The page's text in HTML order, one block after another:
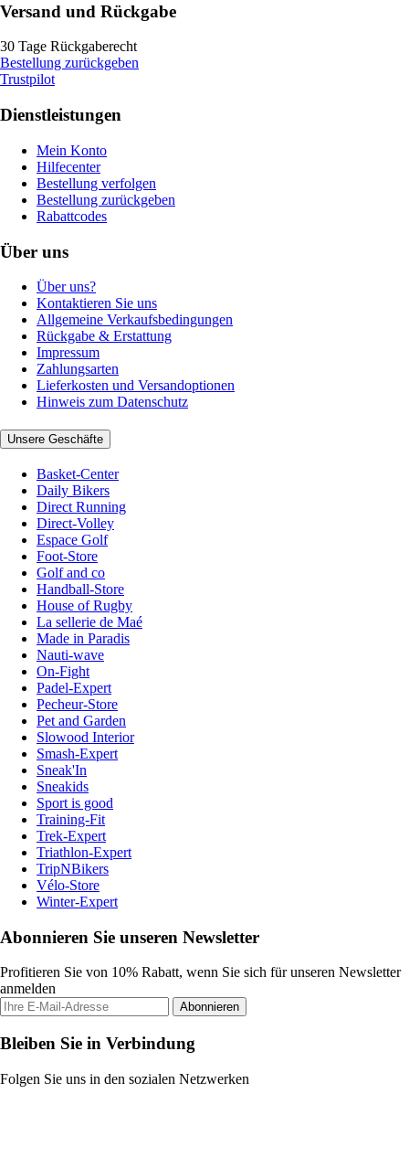
Versand und Rückgabe
30 Tage Rückgaberecht
Bestellung zurückgeben
Trustpilot
Dienstleistungen
Mein Konto
Hilfecenter
Bestellung verfolgen
Bestellung zurückgeben
Rabattcodes
Über uns
Über uns?
Kontaktieren Sie uns
Allgemeine Verkaufsbedingungen
Rückgabe & Erstattung
Impressum
Zahlungsarten
Lieferkosten und Versandoptionen
Hinweis zum Datenschutz
Unsere Geschäfte
Basket-Center
Daily Bikers
Direct Running
Direct-Volley
Espace Golf
Foot-Store
Golf and co
Handball-Store
House of Rugby
La sellerie de Maé
Made in Paradis
Nauti-wave
On-Fight
Padel-Expert
Pecheur-Store
Pet and Garden
Slowood Interior
Smash-Expert
Sneak'In
Sneakids
Sport is good
Training-Fit
Trek-Expert
Triathlon-Expert
TripNBikers
Vélo-Store
Winter-Expert
Abonnieren Sie unseren Newsletter
Profitieren Sie von 10% Rabatt, wenn Sie sich für unseren Newsletter
anmelden
Abonnieren
Bleiben Sie in Verbindung
Folgen Sie uns in den sozialen Netzwerken